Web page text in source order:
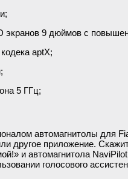
экранов 9 дюймов с
aptX;
5 ГГц;
автомагнитолы для
другое приложение.
и автомагнитола
голосового